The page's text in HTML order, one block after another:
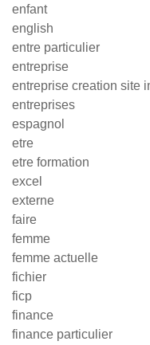
enfant
english
entre particulier
entreprise
entreprise creation site
entreprises
espagnol
etre
etre formation
excel
externe
faire
femme
femme actuelle
fichier
ficp
finance
finance particulier